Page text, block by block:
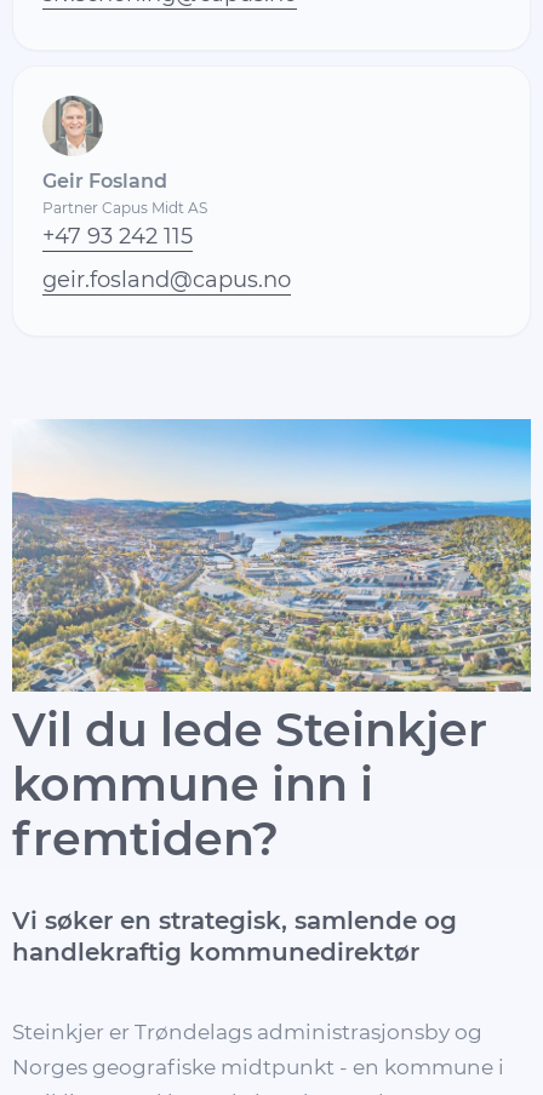
Vil du lede Steinkjer
kommune inn i
fremtiden?
Vi søker en strategisk, samlende og
handlekraftig kommunedirektør
Steinkjer er Trøndelags administrasjonsby og
Norges geografiske midtpunkt - en kommune i
Geir Fosland
Partner Capus Midt AS
+47 93 242 115
geir.fosland@capus.no